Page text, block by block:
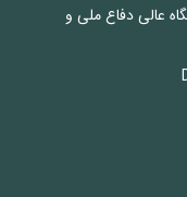
عالی دفاع ملی و